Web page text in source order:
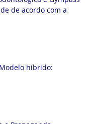
de acordo com a
híbrido: